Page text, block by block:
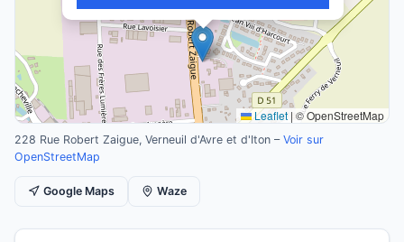
Leaflet | © OpenStreetMap
228 Rue Robert Zaigue, Verneuil d'Avre et d'Iton – Voir sur
OpenStreetMap
Google Maps Waze